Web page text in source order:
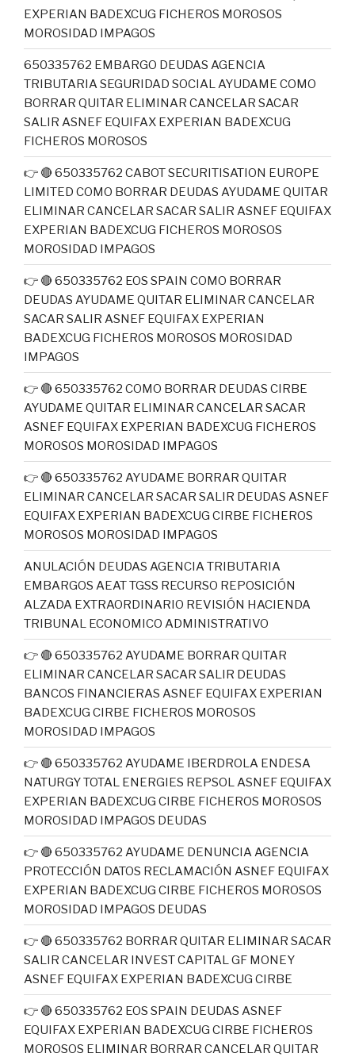
EXPERIAN BADEXCUG FICHEROS MOROSOS
MOROSIDAD IMPAGOS
650335762 EMBARGO DEUDAS AGENCIA
TRIBUTARIA SEGURIDAD SOCIAL AYUDAME COMO
BORRAR QUITAR ELIMINAR CANCELAR SACAR
SALIR ASNEF EQUIFAX EXPERIAN BADEXCUG
FICHEROS MOROSOS
👉 🔴 650335762 CABOT SECURITISATION EUROPE
LIMITED COMO BORRAR DEUDAS AYUDAME QUITAR
ELIMINAR CANCELAR SACAR SALIR ASNEF EQUIFAX
EXPERIAN BADEXCUG FICHEROS MOROSOS
MOROSIDAD IMPAGOS
👉 🔴 650335762 EOS SPAIN COMO BORRAR
DEUDAS AYUDAME QUITAR ELIMINAR CANCELAR
SACAR SALIR ASNEF EQUIFAX EXPERIAN
BADEXCUG FICHEROS MOROSOS MOROSIDAD
IMPAGOS
👉 🔴 650335762 COMO BORRAR DEUDAS CIRBE
AYUDAME QUITAR ELIMINAR CANCELAR SACAR
ASNEF EQUIFAX EXPERIAN BADEXCUG FICHEROS
MOROSOS MOROSIDAD IMPAGOS
👉 🔴 650335762 AYUDAME BORRAR QUITAR
ELIMINAR CANCELAR SACAR SALIR DEUDAS ASNEF
EQUIFAX EXPERIAN BADEXCUG CIRBE FICHEROS
MOROSOS MOROSIDAD IMPAGOS
ANULACIÓN DEUDAS AGENCIA TRIBUTARIA
EMBARGOS AEAT TGSS RECURSO REPOSICIÓN
ALZADA EXTRAORDINARIO REVISIÓN HACIENDA
TRIBUNAL ECONOMICO ADMINISTRATIVO
👉 🔴 650335762 AYUDAME BORRAR QUITAR
ELIMINAR CANCELAR SACAR SALIR DEUDAS
BANCOS FINANCIERAS ASNEF EQUIFAX EXPERIAN
BADEXCUG CIRBE FICHEROS MOROSOS
MOROSIDAD IMPAGOS
👉 🔴 650335762 AYUDAME IBERDROLA ENDESA
NATURGY TOTAL ENERGIES REPSOL ASNEF EQUIFAX
EXPERIAN BADEXCUG CIRBE FICHEROS MOROSOS
MOROSIDAD IMPAGOS DEUDAS
👉 🔴 650335762 AYUDAME DENUNCIA AGENCIA
PROTECCIÓN DATOS RECLAMACIÓN ASNEF EQUIFAX
EXPERIAN BADEXCUG CIRBE FICHEROS MOROSOS
MOROSIDAD IMPAGOS DEUDAS
👉 🔴 650335762 BORRAR QUITAR ELIMINAR SACAR
SALIR CANCELAR INVEST CAPITAL GF MONEY
ASNEF EQUIFAX EXPERIAN BADEXCUG CIRBE
👉 🔴 650335762 EOS SPAIN DEUDAS ASNEF
EQUIFAX EXPERIAN BADEXCUG CIRBE FICHEROS
MOROSOS ELIMINAR BORRAR CANCELAR QUITAR